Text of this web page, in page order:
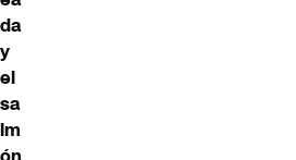
da
y
el
sa
lm